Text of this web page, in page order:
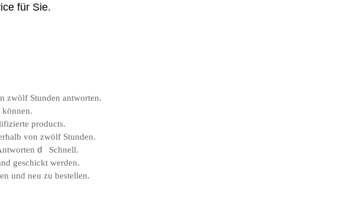
für Sie.
zwölf Stunden antworten.
können.
products.
von zwölf Stunden.
d
Schnell.
geschickt werden.
und neu zu bestellen.